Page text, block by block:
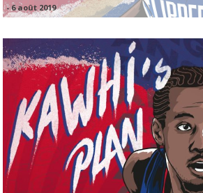
-6 août 2019